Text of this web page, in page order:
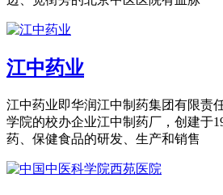
江中药业
江中药业即华润江中制药集团有限责
学院的校办企业江中制药厂，创建于
药、保健食品的研发、生产和销售